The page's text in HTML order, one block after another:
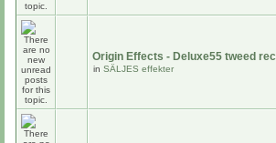
Origin Effects - Deluxe55 tweed
in SÄLJES effekter